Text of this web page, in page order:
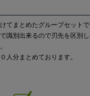
てまとめたグループセットで
識別出来るので刃先を区別
人分まとめております。